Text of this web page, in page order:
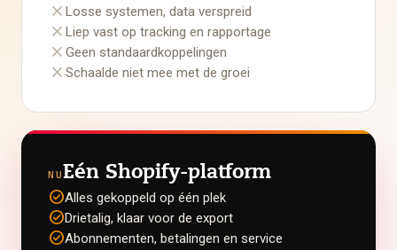
close Losse systemen, data verspreid
close Liep vast op tracking en rapportage
close Geen standaardkoppelingen
close Schaalde niet mee met de groei
NUEén Shopify-platform
check_circleAlles gekoppeld op één plek
check_circleDrietalig, klaar voor de export
check_circleAbonnementen, betalingen en service